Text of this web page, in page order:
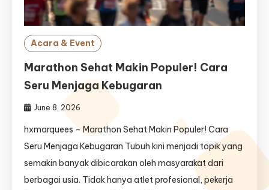
Acara & Event
Marathon Sehat Makin Populer! Cara
Seru Menjaga Kebugaran
June 8, 2026
hxmarquees – Marathon Sehat Makin Populer! Cara
Seru Menjaga Kebugaran Tubuh kini menjadi topik yang
semakin banyak dibicarakan oleh masyarakat dari
berbagai usia. Tidak hanya atlet profesional, pekerja